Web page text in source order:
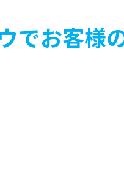
でお客様